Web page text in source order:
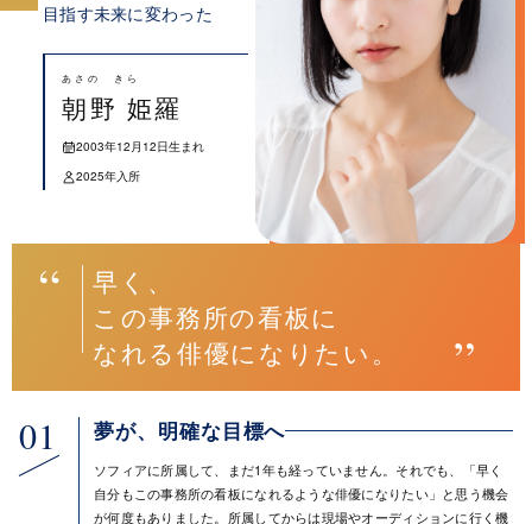
目指す未来に変わった
あさの きら
朝野 姫羅
2003年12月12日生まれ
2025年入所
早く、
この事務所の看板に
なれる俳優になりたい。
01 夢が、明確な目標へ
ソフィアに所属して、まだ1年も経っていません。それでも、「早く
自分もこの事務所の看板になれるような俳優になりたい」と思う機会
が何度もありました。所属してからは現場やオーディションに行く機